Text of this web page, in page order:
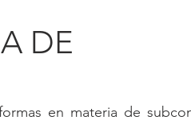
DE
en materia de